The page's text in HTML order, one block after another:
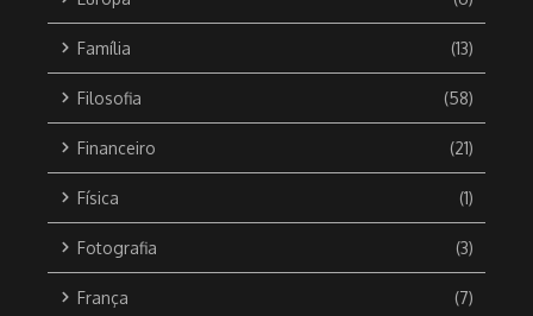
Família (13)
Filosofia (58)
Financeiro (21)
Física (1)
Fotografia (3)
França (7)